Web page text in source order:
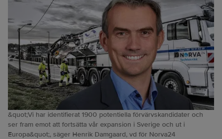
&quot;Vi har identifierat 1900 potentiella förvärvskandidater och
ser fram emot att fortsätta vår expansion i Sverige och ut i
Europa&quot;, säger Henrik Damgaard, vd för Norva24